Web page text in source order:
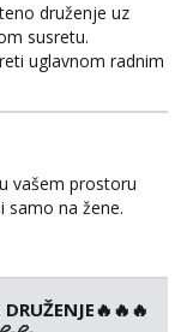
druženje uz
susretu.
uglavnom radnim
uvjet. Samo
vašem prostoru
samo na žene.